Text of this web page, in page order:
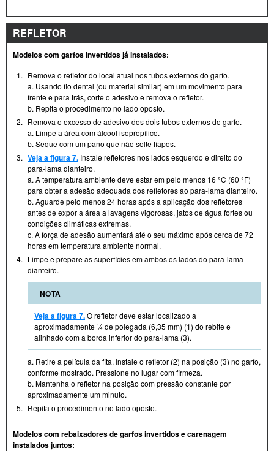
REFLETOR
Modelos com garfos invertidos já instalados:
1. Remova o refletor do local atual nos tubos externos do garfo.
a. Usando fio dental (ou material similar) em um movimento para
frente e para trás, corte o adesivo e remova o refletor.
b. Repita o procedimento no lado oposto.
2. Remova o excesso de adesivo dos dois tubos externos do garfo.
a. Limpe a área com álcool isopropílico.
b. Seque com um pano que não solte fiapos.
3. Veja a figura 7. Instale refletores nos lados esquerdo e direito do
para-lama dianteiro.
a. A temperatura ambiente deve estar em pelo menos 16 °C (60 °F)
para obter a adesão adequada dos refletores ao para-lama dianteiro.
b. Aguarde pelo menos 24 horas após a aplicação dos refletores
antes de expor a área a lavagens vigorosas, jatos de água fortes ou
condições climáticas extremas.
c. A força de adesão aumentará até o seu máximo após cerca de 72
horas em temperatura ambiente normal.
4. Limpe e prepare as superfícies em ambos os lados do para-lama
dianteiro.
NOTA
Veja a figura 7.O refletor deve estar localizado a
aproximadamente ¼ de polegada (6,35 mm) (1) do rebite e
alinhado com a borda inferior do para-lama (3).
a. Retire a película da fita. Instale o refletor (2) na posição (3) no garfo,
conforme mostrado. Pressione no lugar com firmeza.
b. Mantenha o refletor na posição com pressão constante por
aproximadamente um minuto.
5. Repita o procedimento no lado oposto.
Modelos com rebaixadores de garfos invertidos e carenagem
instalados juntos: